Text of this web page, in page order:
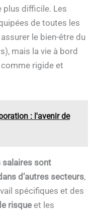
plus difficile. Les
de toutes les
le bien-être du
mais la vie à bord
rigide et
: l'avenir de
salaires sont
d’autres secteurs,
spécifiques et des
risque et les